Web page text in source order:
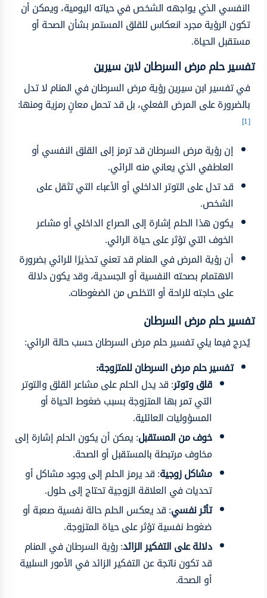
النفسي الذي يواجهه الشخص في حياته اليومية، ويمكن أن
تكون الرؤية مجرد انعكاس للقلق المستمر بشأن الصحة أو
مستقبل الحياة.
تفسير حلم مرض السرطان لابن سيرين
في تفسير ابن سيرين رؤية مرض السرطان في المنام لا تدل
بالضرورة على المرض الفعلي، بل قد تحمل معانٍ رمزية ومنها:
[1]
إن رؤية مرض السرطان قد ترمز إلى القلق النفسي أو
العاطفي الذي يعاني منه الرائي.
قد تدل على التوتر الداخلي أو الأعباء التي تثقل على
الشخص.
يكون هذا الحلم إشارة إلى الصراع الداخلي أو مشاعر
الخوف التي تؤثر على حياة الرائي.
أن رؤية المرض في المنام قد تعني تحذيرًا للرائي بضرورة
الاهتمام بصحته النفسية أو الجسدية، وقد يكون دلالة
على حاجته للراحة أو التخلص من الضغوطات.
تفسير حلم مرض السرطان
يُدرج فيما يلي تفسير حلم مرض السرطان حسب حالة الرائي:
تفسير حلم مرض السرطان للمتزوجة:
قلق وتوتر: قد يدل الحلم على مشاعر القلق والتوتر
التي تمر بها المتزوجة بسبب ضغوط الحياة أو
المسؤوليات العائلية.
خوف من المستقبل: يمكن أن يكون الحلم إشارة إلى
مخاوف مرتبطة بالمستقبل أو الصحة.
مشاكل زوجية: قد يرمز الحلم إلى وجود مشاكل أو
تحديات في العلاقة الزوجية تحتاج إلى حلول.
تأثر نفسي: قد يعكس الحلم حالة نفسية صعبة أو
ضغوط نفسية تؤثر على حياة المتزوجة.
دلالة على التفكير الزائد: رؤية السرطان في المنام
قد تكون ناتجة عن التفكير الزائد في الأمور السلبية
أو الصحة.